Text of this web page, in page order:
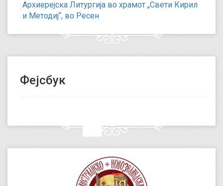
Архиерејска Литургија во храмот „Свети Кирил
и Методиј“, во Ресен
Фејсбук